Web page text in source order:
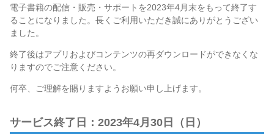
電子書籍の配信・販売・サポートを2023年4月末をもって終了す
ることになりました。長くご利用いただき誠にありがとうござい
ました。
終了後はアプリおよびコンテンツの再ダウンロードができなくな
りますのでご注意ください。
何卒、ご理解を賜りますようお願い申し上げます。
サービス終了日：2023年4月30日（日）